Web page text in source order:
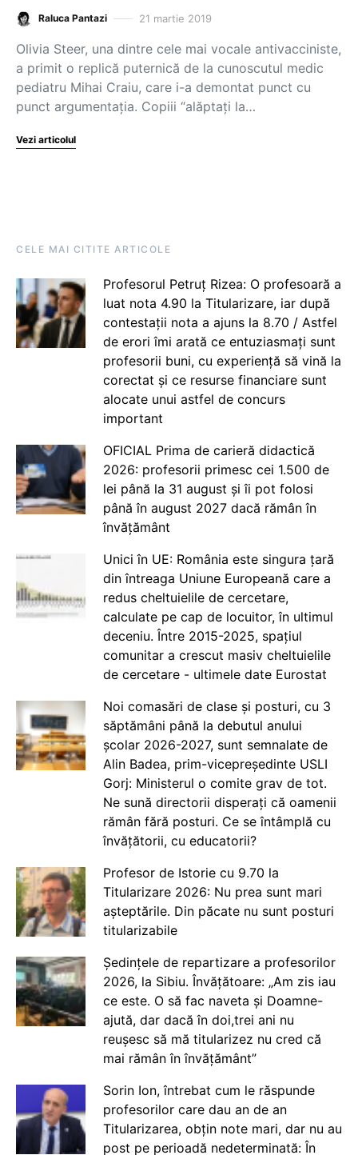
Raluca Pantazi 21 martie 2019
Olivia Steer, una dintre cele mai vocale antivacciniste,
a primit o replică puternică de la cunoscutul medic
pediatru Mihai Craiu, care i-a demontat punct cu
punct argumentația. Copiii “alăptați la…
Vezi articolul
CELE MAI CITITE ARTICOLE
Profesorul Petruț Rizea: O profesoară a
luat nota 4.90 la Titularizare, iar după
contestații nota a ajuns la 8.70 / Astfel
de erori îmi arată ce entuziasmați sunt
profesorii buni, cu experiență să vină la
corectat și ce resurse financiare sunt
alocate unui astfel de concurs
important
OFICIAL Prima de carieră didactică
2026: profesorii primesc cei 1.500 de
lei până la 31 august și îi pot folosi
până în august 2027 dacă rămân în
învățământ
Unici în UE: România este singura țară
din întreaga Uniune Europeană care a
redus cheltuielile de cercetare,
calculate pe cap de locuitor, în ultimul
deceniu. Între 2015-2025, spațiul
comunitar a crescut masiv cheltuielile
de cercetare - ultimele date Eurostat
Noi comasări de clase și posturi, cu 3
săptămâni până la debutul anului
școlar 2026-2027, sunt semnalate de
Alin Badea, prim-vicepreședinte USLI
Gorj: Ministerul o comite grav de tot.
Ne sună directorii disperați că oamenii
rămân fără posturi. Ce se întâmplă cu
învățătorii, cu educatorii?
Profesor de Istorie cu 9.70 la
Titularizare 2026: Nu prea sunt mari
așteptările. Din păcate nu sunt posturi
titularizabile
Ședințele de repartizare a profesorilor
2026, la Sibiu. Învățătoare: „Am zis iau
ce este. O să fac naveta și Doamne-
ajută, dar dacă în doi,trei ani nu
reușesc să mă titularizez nu cred că
mai rămân în învățământ”
Sorin Ion, întrebat cum le răspunde
profesorilor care dau an de an
Titularizarea, obțin note mari, dar nu au
post pe perioadă nedeterminată: În